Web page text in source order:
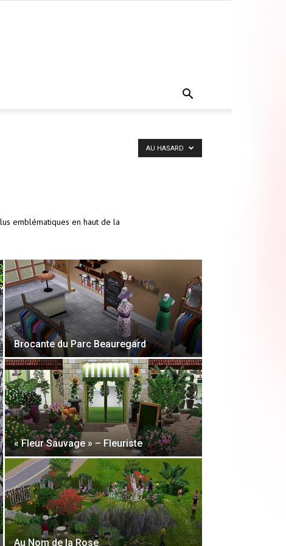
emblématiques en haut de la
AU HASARD
Brocante du Parc Beauregard
« Fleur Sauvage » – Fleuriste
Au Nom de la Rose